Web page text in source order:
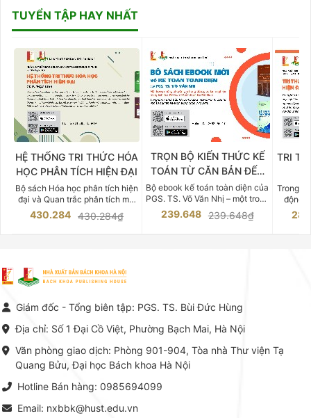
TUYỂN TẬP HAY NHẤT
HỆ THỐNG TRI THỨC HÓA
HỌC PHÂN TÍCH HIỆN ĐẠI
Bộ sách Hóa học phân tích hiện
đại và Quan trắc phân tích môi
trường của Cố Giáo sư, Tiến sĩ
Phạm Luận là một trong những
vực Hóa học phân tích tại Việt
Nam hiện nay. Bộ sách mang
đến một hệ thống tri thức hoàn
thuật thực hành -> Ứng dụng
chuyên ngành, được NXB Bách
khoa Hà Nội ấn hành cả hai
phiên bản sách giấy và điện tử.
430.284 430.284₫
TRỌN BỘ KIẾN THỨC KẾ
TOÁN TỪ CĂN BẢN ĐẾN
CHUYÊN SÂU
Bộ ebook kế toán toàn diện của
PGS. TS. Võ Văn Nhị – một trong
những chuyên gia hàng đầu,
giàu kinh nghiệm trong lĩnh vực
239.648 239.648₫
TRI
Trong
động
việc
tế và
tín trong
lý. Các
Giám đốc - Tổng biên tập: PGS. TS. Bùi Đức Hùng
Địa chỉ: Số 1 Đại Cồ Việt, Phường Bạch Mai, Hà Nội
Văn phòng giao dịch: Phòng 901-904, Tòa nhà Thư viện Tạ
Quang Bửu, Đại học Bách khoa Hà Nội
Hotline Bán hàng: 0985694099
Email: nxbbk@hust.edu.vn